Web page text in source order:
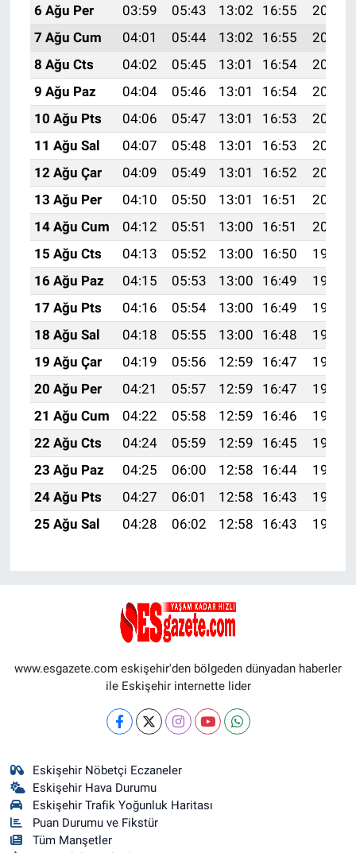
6 Ağu Per
03:59 05:43 13:02 16:55
20:11
7 Ağu Cum
04:01 05:44 13:02 16:55
20:09
8 Ağu Cts
04:02 05:45 13:01 16:54
20:08
9 Ağu Paz
04:04 05:46 13:01 16:54
20:07
10 Ağu Pts
04:06 05:47 13:01 16:53
20:05
11 Ağu Sal
04:07 05:48 13:01 16:53
20:04
12 Ağu Çar
04:09 05:49 13:01 16:52
20:03
13 Ağu Per
04:10 05:50 13:01 16:51
20:01
14 Ağu Cum
04:12 05:51 13:00 16:51
20:00
15 Ağu Cts
04:13 05:52 13:00 16:50
19:59
16 Ağu Paz
04:15 05:53 13:00 16:49
19:57
17 Ağu Pts
04:16 05:54 13:00 16:49
19:56
18 Ağu Sal
04:18 05:55 13:00 16:48
19:54
19 Ağu Çar
04:19 05:56 12:59 16:47
19:53
20 Ağu Per
04:21 05:57 12:59 16:47
19:51
21 Ağu Cum
04:22 05:58 12:59 16:46
19:50
22 Ağu Cts
04:24 05:59 12:59 16:45
19:48
23 Ağu Paz
04:25 06:00 12:58 16:44
19:47
24 Ağu Pts
04:27 06:01 12:58 16:43
19:45
25 Ağu Sal
04:28 06:02 12:58 16:43 19:44
www.esgazete.com eskişehir'den bölgeden dünyadan haberler
ile Eskişehir internette lider
Eskişehir Nöbetçi Eczaneler
Eskişehir Hava Durumu
Eskişehir Trafik Yoğunluk Haritası
Puan Durumu ve Fikstür
Tüm Manşetler